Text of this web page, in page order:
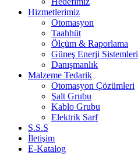
Hizmetlerimiz
Otomasyon
Taahhüt
Ölçüm & Raporlama
Güneş Enerji Sistemleri
Danışmanlık
Malzeme Tedarik
Otomasyon Çözümleri
Şalt Grubu
Kablo Grubu
Elektrik Sarf
S.S.S
İletişim
E-Katalog